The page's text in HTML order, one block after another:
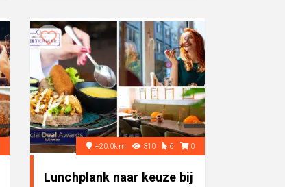
+20.0km 310 6 0
Lunchplank naar keuze bij